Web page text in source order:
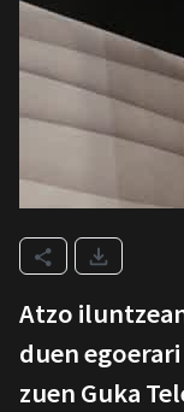
Atzo
duen
zuen Guka